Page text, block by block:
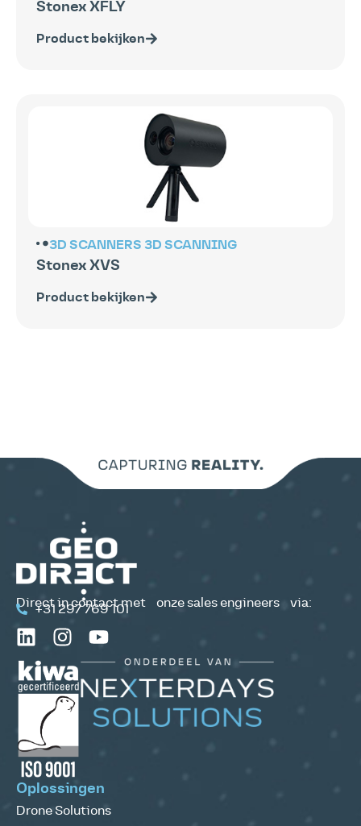
Stonex XFLY
Product bekijken
3D SCANNERS 3D SCANNING
Stonex XVS
Product bekijken
Direct in contact met onze sales engineers via:
+31 297 769 101
Oplossingen
Drone Solutions